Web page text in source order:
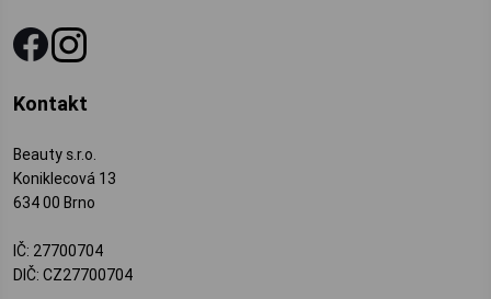
Kontakt
Beauty s.r.o.
Koniklecová 13
634 00 Brno
IČ: 27700704
DIČ: CZ27700704